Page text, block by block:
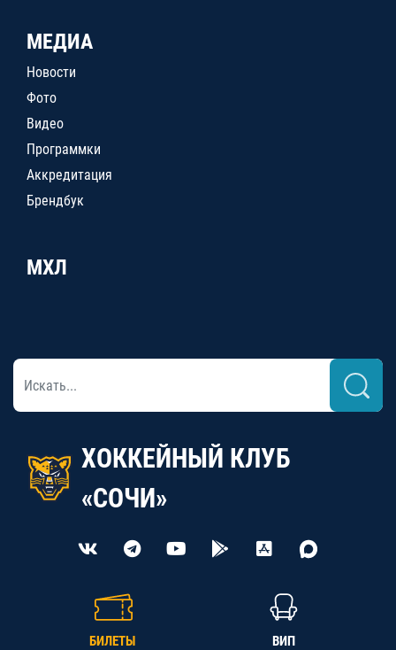
МЕДИА
Новости
Фото
Видео
Программки
Аккредитация
Брендбук
МХЛ
ХОККЕЙНЫЙ КЛУБ
«СОЧИ»
БИЛЕТЫ ВИП